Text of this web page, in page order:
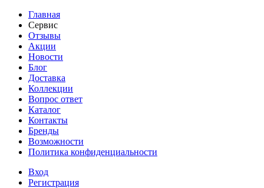
Главная
Сервис
Отзывы
Акции
Новости
Блог
Доставка
Коллекции
Вопрос ответ
Каталог
Контакты
Бренды
Возможности
Политика конфиденциальности
Вход
Регистрация